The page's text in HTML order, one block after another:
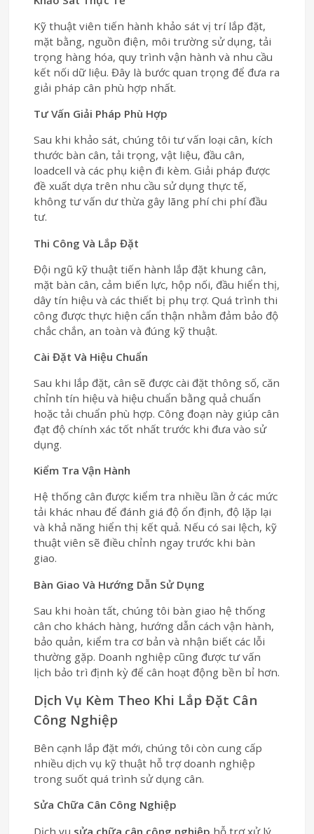
Kỹ thuật viên tiến hành khảo sát vị trí lắp đặt,
mặt bằng, nguồn điện, môi trường sử dụng, tải
trọng hàng hóa, quy trình vận hành và nhu cầu
kết nối dữ liệu. Đây là bước quan trọng để đưa ra
giải pháp cân phù hợp nhất.
Tư Vấn Giải Pháp Phù Hợp
Sau khi khảo sát, chúng tôi tư vấn loại cân, kích
thước bàn cân, tải trọng, vật liệu, đầu cân,
loadcell và các phụ kiện đi kèm. Giải pháp được
đề xuất dựa trên nhu cầu sử dụng thực tế,
không tư vấn dư thừa gây lãng phí chi phí đầu
tư.
Thi Công Và Lắp Đặt
Đội ngũ kỹ thuật tiến hành lắp đặt khung cân,
mặt bàn cân, cảm biến lực, hộp nối, đầu hiển thị,
dây tín hiệu và các thiết bị phụ trợ. Quá trình thi
công được thực hiện cẩn thận nhằm đảm bảo độ
chắc chắn, an toàn và đúng kỹ thuật.
Cài Đặt Và Hiệu Chuẩn
Sau khi lắp đặt, cân sẽ được cài đặt thông số, căn
chỉnh tín hiệu và hiệu chuẩn bằng quả chuẩn
hoặc tải chuẩn phù hợp. Công đoạn này giúp cân
đạt độ chính xác tốt nhất trước khi đưa vào sử
dụng.
Kiểm Tra Vận Hành
Hệ thống cân được kiểm tra nhiều lần ở các mức
tải khác nhau để đánh giá độ ổn định, độ lặp lại
và khả năng hiển thị kết quả. Nếu có sai lệch, kỹ
thuật viên sẽ điều chỉnh ngay trước khi bàn
giao.
Bàn Giao Và Hướng Dẫn Sử Dụng
Sau khi hoàn tất, chúng tôi bàn giao hệ thống
cân cho khách hàng, hướng dẫn cách vận hành,
bảo quản, kiểm tra cơ bản và nhận biết các lỗi
thường gặp. Doanh nghiệp cũng được tư vấn
lịch bảo trì định kỳ để cân hoạt động bền bỉ hơn.
Dịch Vụ Kèm Theo Khi Lắp Đặt Cân
Công Nghiệp
Bên cạnh lắp đặt mới, chúng tôi còn cung cấp
nhiều dịch vụ kỹ thuật hỗ trợ doanh nghiệp
trong suốt quá trình sử dụng cân.
Sửa Chữa Cân Công Nghiệp
Dịch vụ sửa chữa cân công nghiệp hỗ trợ xử lý